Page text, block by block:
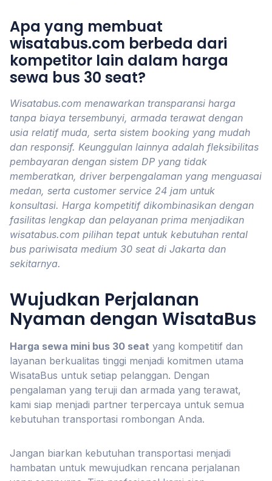
Apa yang membuat
wisatabus.com berbeda dari
kompetitor lain dalam harga
sewa bus 30 seat?
Wisatabus.com menawarkan transparansi harga
tanpa biaya tersembunyi, armada terawat dengan
usia relatif muda, serta sistem booking yang mudah
dan responsif. Keunggulan lainnya adalah fleksibilitas
pembayaran dengan sistem DP yang tidak
memberatkan, driver berpengalaman yang menguasai
medan, serta customer service 24 jam untuk
konsultasi. Harga kompetitif dikombinasikan dengan
fasilitas lengkap dan pelayanan prima menjadikan
wisatabus.com pilihan tepat untuk kebutuhan rental
bus pariwisata medium 30 seat di Jakarta dan
sekitarnya.
Wujudkan Perjalanan
Nyaman dengan WisataBus
Harga sewa mini bus 30 seat yang kompetitif dan
layanan berkualitas tinggi menjadi komitmen utama
WisataBus untuk setiap pelanggan. Dengan
pengalaman yang teruji dan armada yang terawat,
kami siap menjadi partner terpercaya untuk semua
kebutuhan transportasi rombongan Anda.
Jangan biarkan kebutuhan transportasi menjadi
hambatan untuk mewujudkan rencana perjalanan